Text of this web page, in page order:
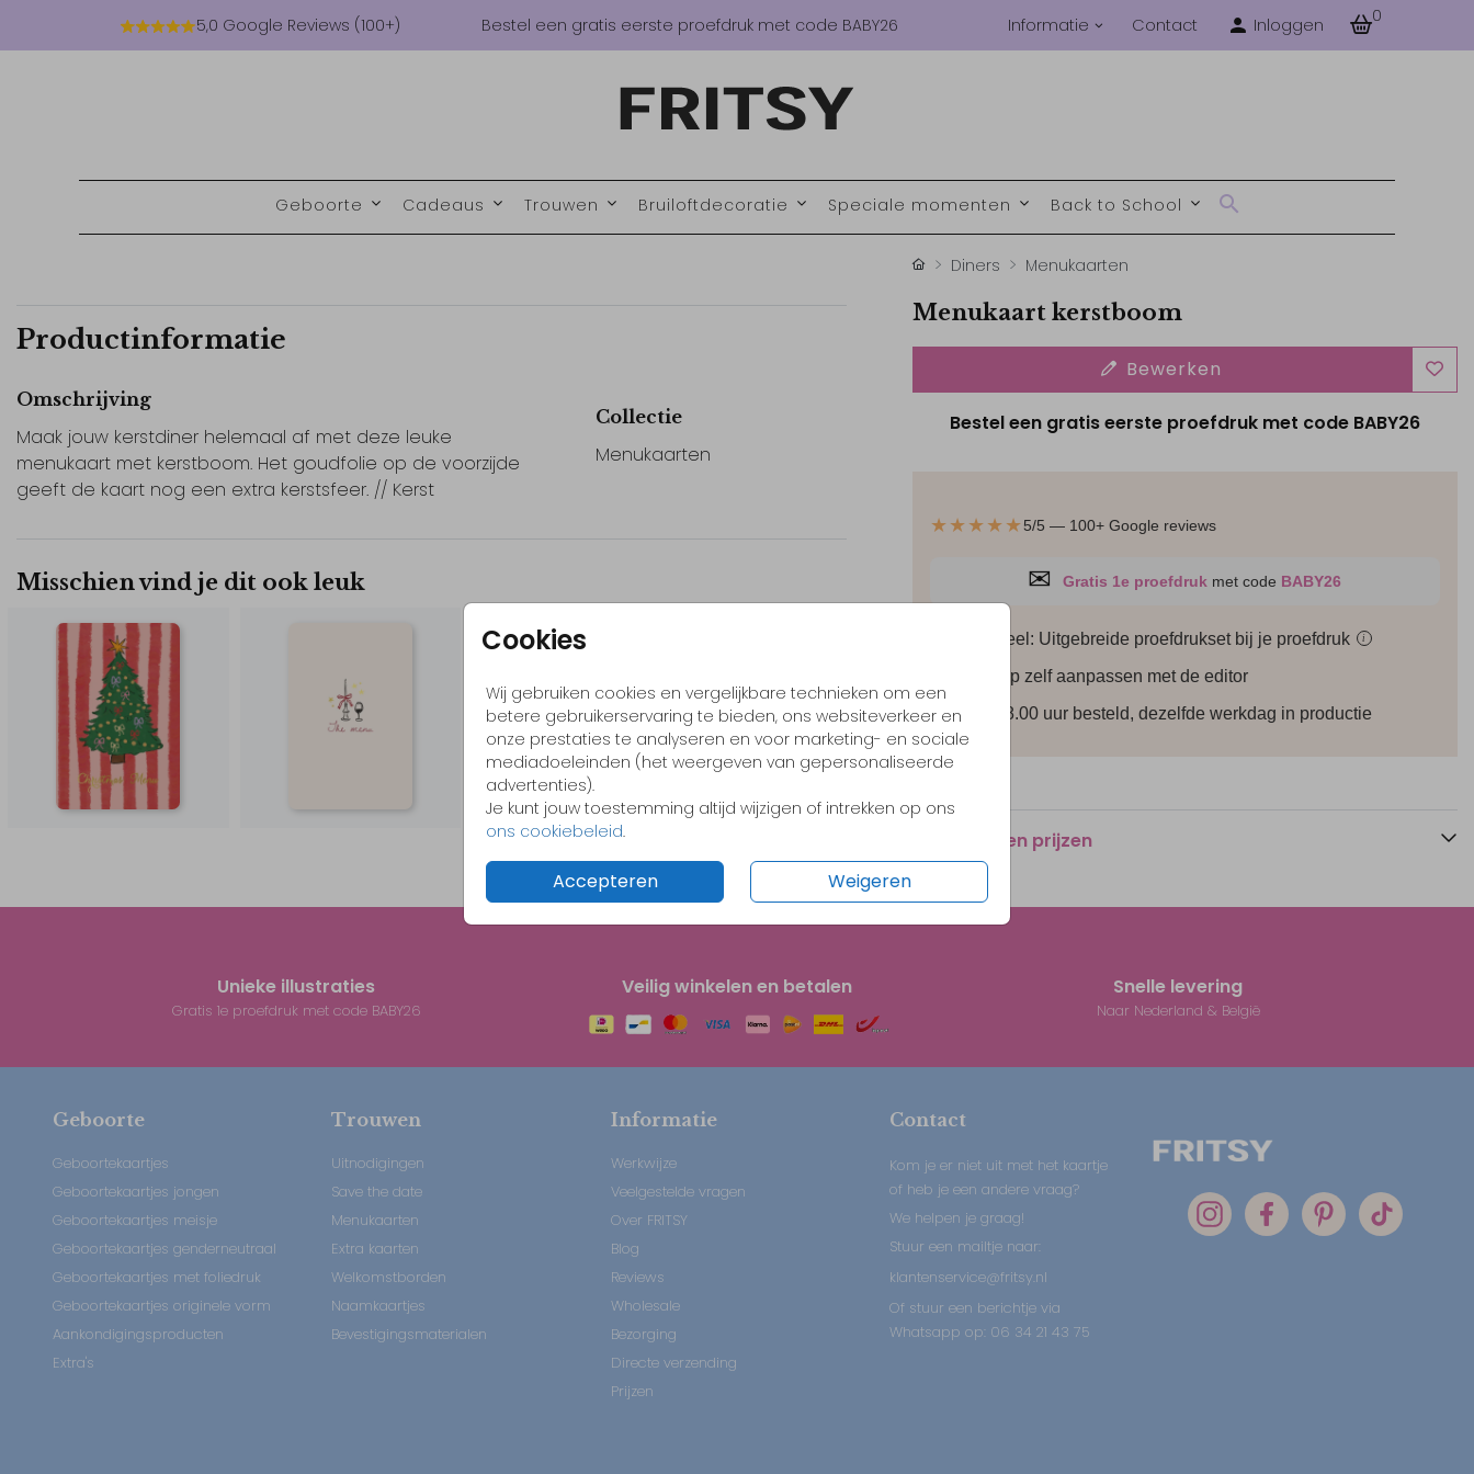
5,0 Google Reviews (100+) Bestel een gratis eerste proefdruk met code BABY26 Informatie Contact Inloggen 0
Geboorte Cadeaus Trouwen Bruiloftdecoratie Speciale momenten Back to School
Cookies
Wij gebruiken cookies en vergelijkbare technieken om een
betere gebruikerservaring te bieden, ons websiteverkeer en
onze prestaties te analyseren en voor marketing- en sociale
mediadoeleinden (het weergeven van gepersonaliseerde
advertenties).
Je kunt jouw toestemming altijd wijzigen of intrekken op ons
ons cookiebeleid.
Accepteren Weigeren
Productinformatie
Omschrijving
Maak jouw kerstdiner helemaal af met deze leuke
menukaart met kerstboom. Het goudfolie op de voorzijde
geeft de kaart nog een extra kerstsfeer. // Kerst
Collectie
Menukaarten
Misschien vind je dit ook leuk
Diners Menukaarten
Menukaart kerstboom
Bewerken
Bestel een gratis eerste proefdruk met code BABY26
★★★★★5/5 — 100+ Google reviews
✉ Gratis 1e proefdruk met code BABY26
Optioneel: Uitgebreide proefdrukset bij je proefdruk i
Ontwerp zelf aanpassen met de editor
✓ Voor 18.00 uur besteld, dezelfde werkdag in productie
Formaten en prijzen
Unieke illustraties
Gratis 1e proefdruk met code BABY26
Veilig winkelen en betalen Snelle levering
Naar Nederland & België
Geboorte
Geboortekaartjes
Geboortekaartjes jongen
Geboortekaartjes meisje
Geboortekaartjes genderneutraal
Geboortekaartjes met foliedruk
Geboortekaartjes originele vorm
Aankondigingsproducten
Extra's
Trouwen
Uitnodigingen
Save the date
Menukaarten
Extra kaarten
Welkomstborden
Naamkaartjes
Bevestigingsmaterialen
Informatie
Werkwijze
Veelgestelde vragen
Over FRITSY
Blog
Reviews
Wholesale
Bezorging
Directe verzending
Prijzen
Contact
Kom je er niet uit met het kaartje
of heb je een andere vraag?
We helpen je graag!
Stuur een mailtje naar:
klantenservice@fritsy.nl
Of stuur een berichtje via
Whatsapp op: 06 34 21 43 75